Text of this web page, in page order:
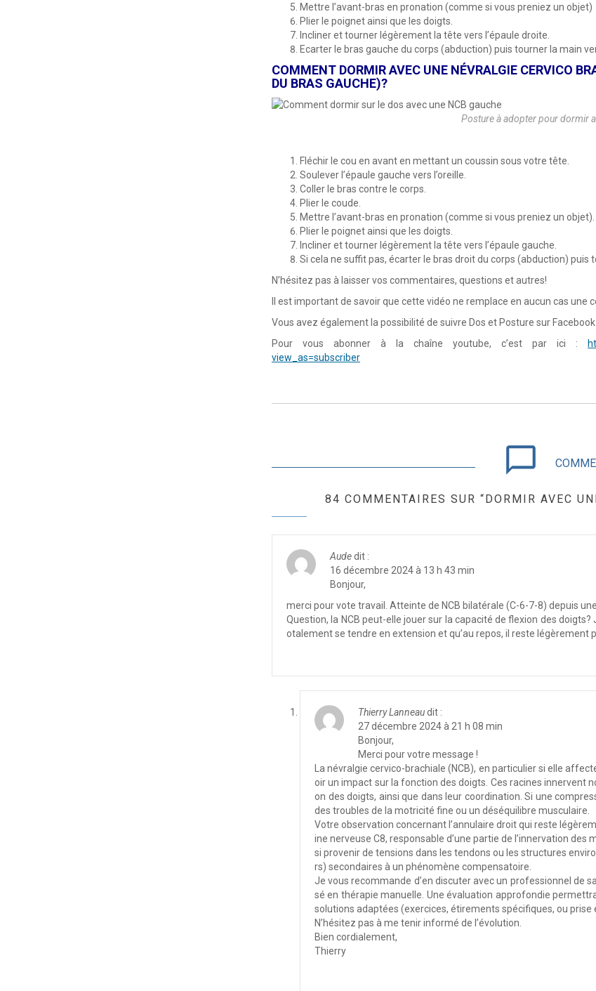
Mettre l’avant-bras en pronation (comme si vous preniez un objet)
Plier le poignet ainsi que les doigts.
Incliner et tourner légèrement la tête vers l’épaule droite.
Ecarter le bras gauche du corps (abduction) puis tourner la main
COMMENT DORMIR AVEC UNE NÉVRALGIE CERVICO
DU BRAS GAUCHE)?
Posture à adopter pour dormir
Fléchir le cou en avant en mettant un coussin sous votre tête.
Soulever l’épaule gauche vers l’oreille.
Coller le bras contre le corps.
Plier le coude.
Mettre l’avant-bras en pronation (comme si vous preniez un objet).
Plier le poignet ainsi que les doigts.
Incliner et tourner légèrement la tête vers l’épaule gauche.
Si cela ne suffit pas, écarter le bras droit du corps (abduction) puis
N’hésitez pas à laisser vos commentaires, questions et autres!
Il est important de savoir que cette vidéo ne remplace en aucun cas une
Vous avez également la possibilité de suivre Dos et Posture sur Facebook
Pour vous abonner à la chaîne youtube, c’est par ici :
view_as=subscriber
chat_bubble_outline
84 COMMENTAIRES SUR “DORMIR AVEC
Audedit :
16 décembre 2024 à 13 h 43 min
Bonjour,
merci pour vote travail. Atteinte de NCB bilatérale (C-6-7-8) depuis
Question, la NCB peut-elle jouer sur la capacité de flexion des
otalement se tendre en extension et qu’au repos, il reste légèrement
Thierry Lanneaudit :
27 décembre 2024 à 21 h 08 min
Bonjour,
Merci pour votre message !
La névralgie cervico-brachiale (NCB), en particulier si elle
oir un impact sur la fonction des doigts. Ces racines innervent
on des doigts, ainsi que dans leur coordination. Si une
des troubles de la motricité fine ou un déséquilibre musculaire.
Votre observation concernant l’annulaire droit qui reste
ine nerveuse C8, responsable d’une partie de l’innervation
si provenir de tensions dans les tendons ou les structures
rs) secondaires à un phénomène compensatoire.
Je vous recommande d’en discuter avec un professionnel de
sé en thérapie manuelle. Une évaluation approfondie
solutions adaptées (exercices, étirements spécifiques, ou prise
N’hésitez pas à me tenir informé de l’évolution.
Bien cordialement,
Thierry